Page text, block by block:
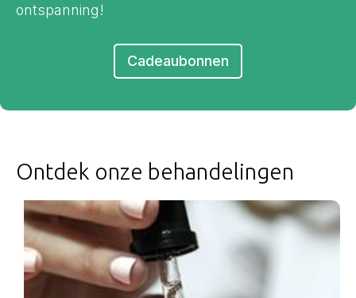
ontspanning!
Cadeaubonnen
Ontdek onze behandelingen